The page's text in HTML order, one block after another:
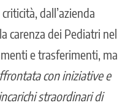
, dall’azienda
carenza dei Pediatri nel
e trasferimenti, ma
con iniziative e
straordinari di